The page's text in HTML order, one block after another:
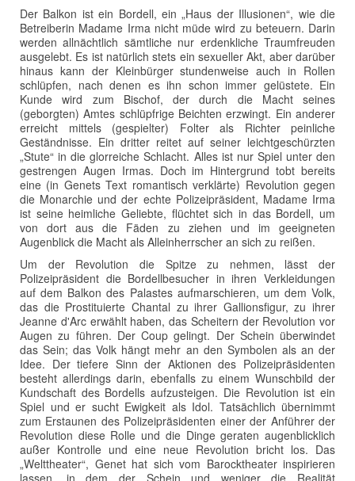
Der Balkon ist ein Bordell, ein „Haus der Illusionen“, wie die
Betreiberin Madame Irma nicht müde wird zu beteuern. Darin
werden allnächtlich sämtliche nur erdenkliche Traumfreuden
ausgelebt. Es ist natürlich stets ein sexueller Akt, aber darüber
hinaus kann der Kleinbürger stundenweise auch in Rollen
schlüpfen, nach denen es ihn schon immer gelüstete. Ein
Kunde wird zum Bischof, der durch die Macht seines
(geborgten) Amtes schlüpfrige Beichten erzwingt. Ein anderer
erreicht mittels (gespielter) Folter als Richter peinliche
Geständnisse. Ein dritter reitet auf seiner leichtgeschürzten
„Stute“ in die glorreiche Schlacht. Alles ist nur Spiel unter den
gestrengen Augen Irmas. Doch im Hintergrund tobt bereits
eine (in Genets Text romantisch verklärte) Revolution gegen
die Monarchie und der echte Polizeipräsident, Madame Irma
ist seine heimliche Geliebte, flüchtet sich in das Bordell, um
von dort aus die Fäden zu ziehen und im geeigneten
Augenblick die Macht als Alleinherrscher an sich zu reißen.
Um der Revolution die Spitze zu nehmen, lässt der
Polizeipräsident die Bordellbesucher in ihren Verkleidungen
auf dem Balkon des Palastes aufmarschieren, um dem Volk,
das die Prostituierte Chantal zu ihrer Gallionsfigur, zu ihrer
Jeanne d'Arc erwählt haben, das Scheitern der Revolution vor
Augen zu führen. Der Coup gelingt. Der Schein überwindet
das Sein; das Volk hängt mehr an den Symbolen als an der
Idee. Der tiefere Sinn der Aktionen des Polizeipräsidenten
besteht allerdings darin, ebenfalls zu einem Wunschbild der
Kundschaft des Bordells aufzusteigen. Die Revolution ist ein
Spiel und er sucht Ewigkeit als Idol. Tatsächlich übernimmt
zum Erstaunen des Polizeipräsidenten einer der Anführer der
Revolution diese Rolle und die Dinge geraten augenblicklich
außer Kontrolle und eine neue Revolution bricht los. Das
„Welttheater“, Genet hat sich vom Barocktheater inspirieren
lassen, in dem der Schein und weniger die Realität